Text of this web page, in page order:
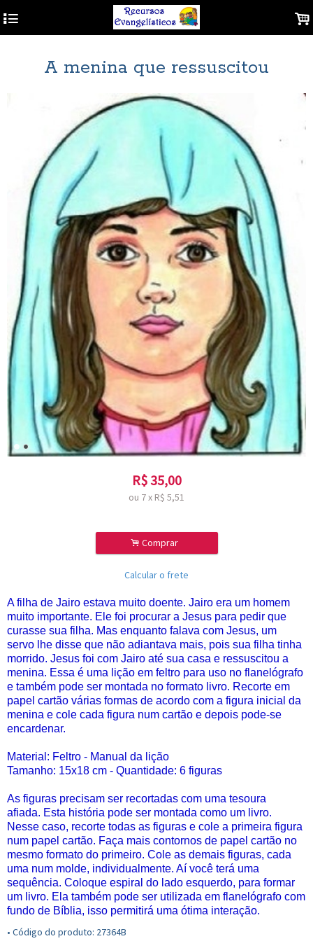
4 .
A menina que ressuscitou
R$ 35,00
ou 7x R$ 5,51
. Comprar
Calcular o frete
A filha de Jairo estava muito doente. Jairo era um homem
muito importante. Ele foi procurar a Jesus para pedir que
curasse sua filha. Mas enquanto falava com Jesus, um
servo lhe disse que não adiantava mais, pois sua filha tinha
morrido. Jesus foi com Jairo até sua casa e ressuscitou a
menina. Essa é uma lição em feltro para uso no flanelógrafo
e também pode ser montada no formato livro. Recorte em
papel cartão várias formas de acordo com a figura inicial da
menina e cole cada figura num cartão e depois pode-se
encardenar.
Material: Feltro - Manual da lição
Tamanho: 15x18 cm - Quantidade: 6 figuras
As figuras precisam ser recortadas com uma tesoura
afiada. Esta história pode ser montada como um livro.
Nesse caso, recorte todas as figuras e cole a primeira figura
num papel cartão. Faça mais contornos de papel cartão no
mesmo formato do primeiro. Cole as demais figuras, cada
uma num molde, individualmente. Aí você terá uma
sequência. Coloque espiral do lado esquerdo, para formar
um livro. Ela também pode ser utilizada em flanelógrafo com
fundo de Bíblia, isso permitirá uma ótima interação.
• Código do produto: 27364B